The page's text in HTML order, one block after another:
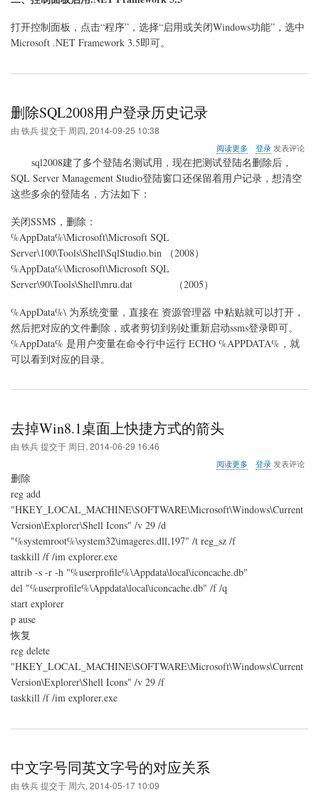
打开控制面板，点击“程序”，选择“启用或关闭Windows功能”，选中
Microsoft .NET Framework 3.5即可。
删除SQL2008用户登录历史记录
由 铁兵提交于 周四, 2014-09-25 10:38
阅读更多
于
删
除
登录发表评论
sql2008建了多个登陆名测试用，现在把测试登陆名删除后，
SQL Server Management Studio登陆窗口还保留着用户记录，想清空
这些多余的登陆名，方法如下：
关闭SSMS，删除：
%AppData%\Microsoft\Microsoft SQL
Server\100\Tools\Shell\SqlStudio.bin
（2008）
%AppData%\Microsoft\Microsoft SQL
Server\90\Tools\Shell\mru.dat （2005）
%AppData%\ 为系统变量，直接在 资源管理器 中粘贴就可以打开，
然后把对应的文件删除，或者剪切到别处重新启动ssms登录即可。
%AppData% 是用户变量在命令行中运行 ECHO %APPDATA%，就
可以看到对应的目录。
去掉Win8.1桌面上快捷方式的箭头
由 铁兵提交于 周日, 2014-06-29 16:46
阅读更多
Win8.1
登录发表评论
删除
reg add
"HKEY_LOCAL_MACHINE\SOFTWARE\Microsoft\Windows\Current
Version\Explorer\Shell Icons" /v 29 /d
"%systemroot%\system32\imageres.dll,197" /t reg_sz /f
taskkill /f /im explorer.exe
attrib -s -r -h "%userprofile%\Appdata\local\iconcache.db"
del "%userprofile%\Appdata\local\iconcache.db" /f /q
start explorer
p ause
恢复
reg delete
"HKEY_LOCAL_MACHINE\SOFTWARE\Microsoft\Windows\Current
Version\Explorer\Shell Icons" /v 29 /f
taskkill /f /im explorer.exe
中文字号同英文字号的对应关系
由 铁兵提交于 周六, 2014-05-17 10:09